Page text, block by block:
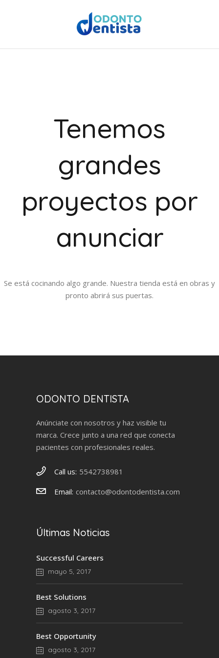
Tenemos
grandes
proyectos por
anunciar
Se está cocinando algo grande. Nuestra tienda está en obras y
pronto abrirá sus puertas.
ODONTO DENTISTA
Anúnciate con nosotros y haz visible tu
marca. Crece junto a una red que conecta
pacientes con profesionales reales.
Call us: 5542738981
Email: contacto@odontodentista.com
Últimas Noticias
Successful Careers
mayo 5, 2017
Best Solutions
agosto 3, 2017
Best Opportunity
agosto 3, 2017